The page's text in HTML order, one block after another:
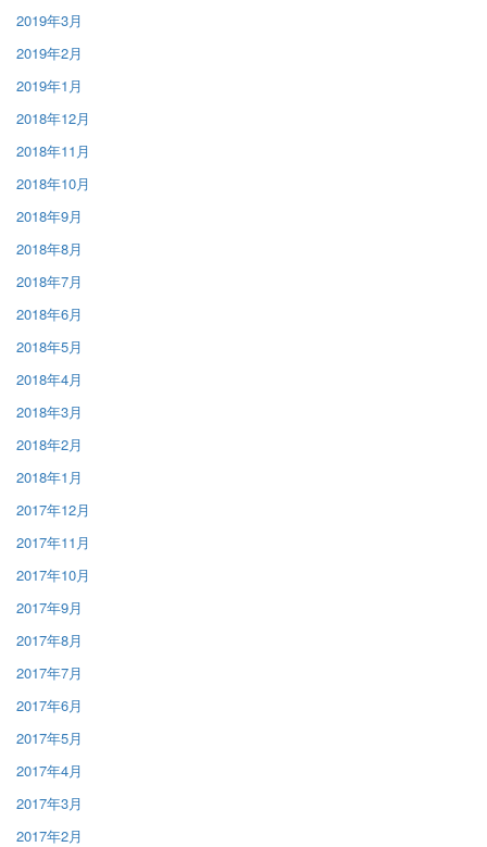
2019年3月
2019年2月
2019年1月
2018年12月
2018年11月
2018年10月
2018年9月
2018年8月
2018年7月
2018年6月
2018年5月
2018年4月
2018年3月
2018年2月
2018年1月
2017年12月
2017年11月
2017年10月
2017年9月
2017年8月
2017年7月
2017年6月
2017年5月
2017年4月
2017年3月
2017年2月